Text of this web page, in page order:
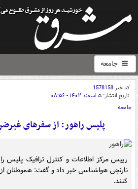
جامعه
کد خبر1578158
تاریخ انتشار: ۵ اسفند ۱۴۰۲ - ۰۸:۵۶
جامعه
پلیس راهور: از سفرهای
رییس مرکز اطلاعات و کنترل ترافیک پلیس
نارنجی هواشناسی خبر داد و گفت: هموطنان
کنند.